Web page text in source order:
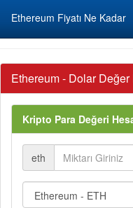
Ethereum Fiyatı Ne Kadar
Ethereum - Dolar
Kripto Para Değeri
eth